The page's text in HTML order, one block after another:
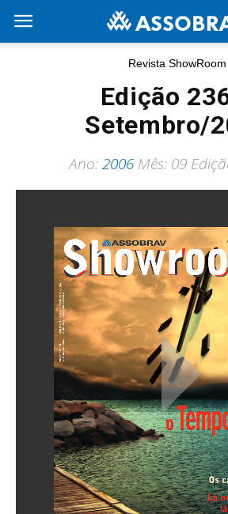
Revista ShowRoom
Edição
Setembro/
Ano:2006Mês: 09